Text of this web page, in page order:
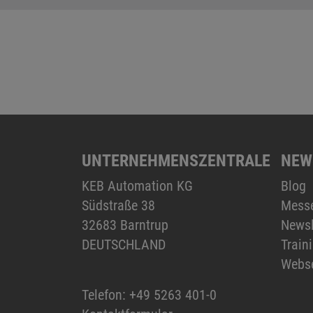
UNTERNEHMENSZENTRALE
KEB Automation KG
Südstraße 38
32683 Barntrup
DEUTSCHLAND
Telefon: +49 5263 401-0
Blog